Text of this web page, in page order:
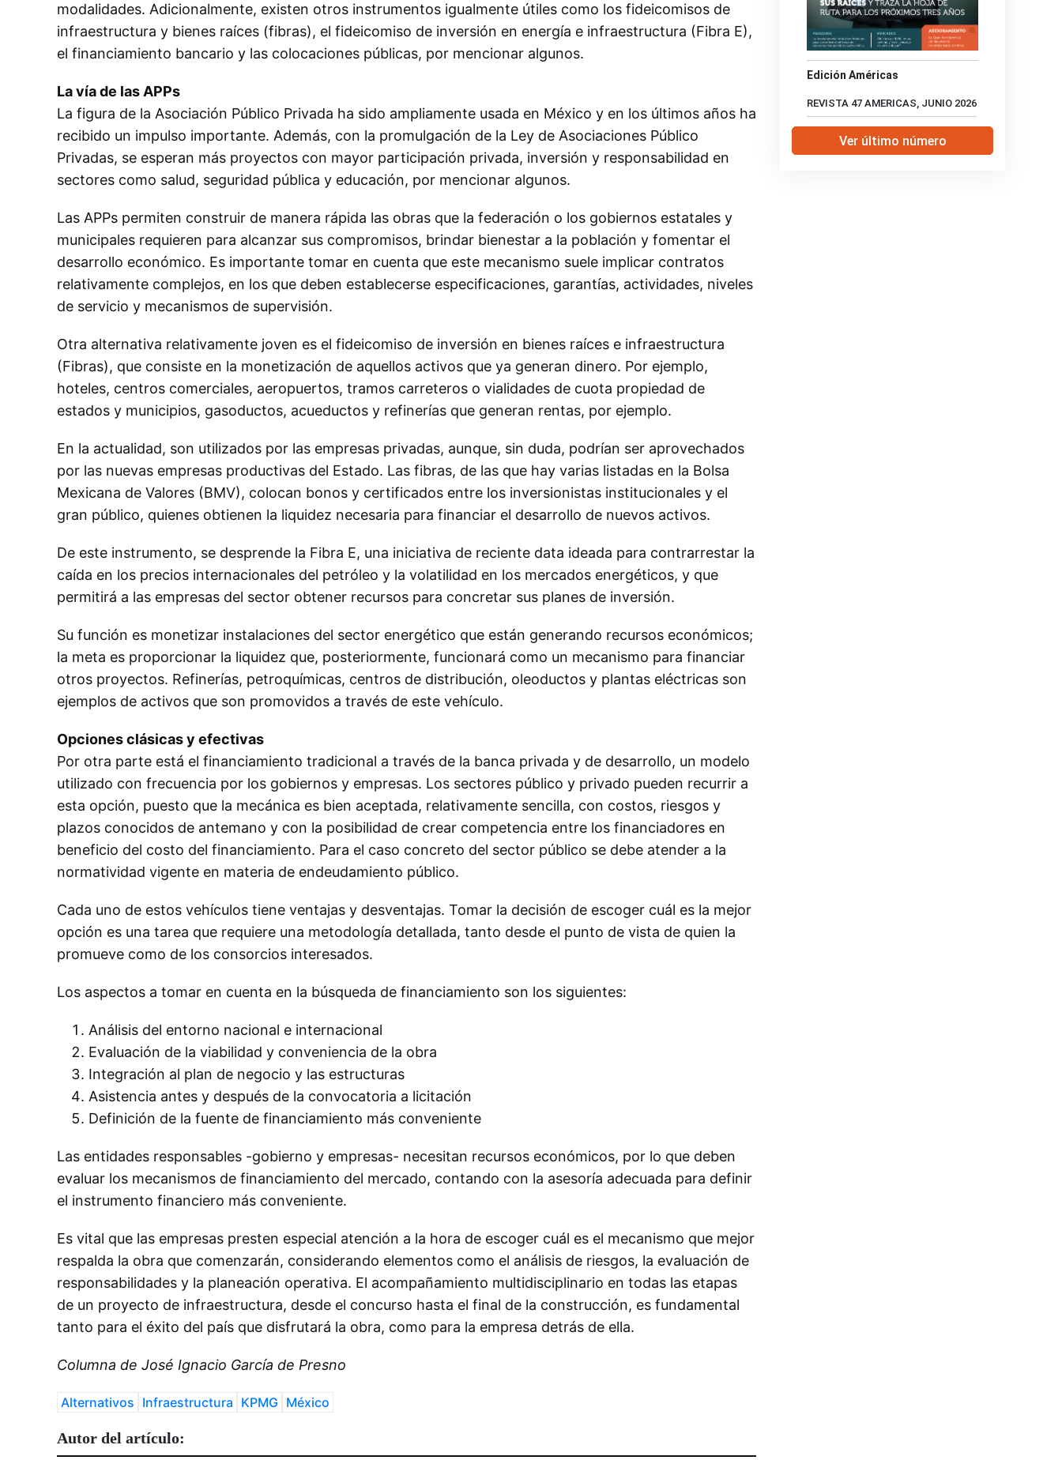
modalidades. Adicionalmente, existen otros instrumentos igualmente útiles como los fideicomisos de
infraestructura y bienes raíces (fibras), el fideicomiso de inversión en energía e infraestructura (Fibra E),
el financiamiento bancario y las colocaciones públicas, por mencionar algunos.
La vía de las APPs
La figura de la Asociación Público Privada ha sido ampliamente usada en México y en los últimos años ha
recibido un impulso importante. Además, con la promulgación de la Ley de Asociaciones Público
Privadas, se esperan más proyectos con mayor participación privada, inversión y responsabilidad en
sectores como salud, seguridad pública y educación, por mencionar algunos.
Las APPs permiten construir de manera rápida las obras que la federación o los gobiernos estatales y
municipales requieren para alcanzar sus compromisos, brindar bienestar a la población y fomentar el
desarrollo económico. Es importante tomar en cuenta que este mecanismo suele implicar contratos
relativamente complejos, en los que deben establecerse especificaciones, garantías, actividades, niveles
de servicio y mecanismos de supervisión.
Otra alternativa relativamente joven es el fideicomiso de inversión en bienes raíces e infraestructura
(Fibras), que consiste en la monetización de aquellos activos que ya generan dinero. Por ejemplo,
hoteles, centros comerciales, aeropuertos, tramos carreteros o vialidades de cuota propiedad de
estados y municipios, gasoductos, acueductos y refinerías que generan rentas, por ejemplo.
En la actualidad, son utilizados por las empresas privadas, aunque, sin duda, podrían ser aprovechados
por las nuevas empresas productivas del Estado. Las fibras, de las que hay varias listadas en la Bolsa
Mexicana de Valores (BMV), colocan bonos y certificados entre los inversionistas institucionales y el
gran público, quienes obtienen la liquidez necesaria para financiar el desarrollo de nuevos activos.
De este instrumento, se desprende la Fibra E, una iniciativa de reciente data ideada para contrarrestar la
caída en los precios internacionales del petróleo y la volatilidad en los mercados energéticos, y que
permitirá a las empresas del sector obtener recursos para concretar sus planes de inversión.
Su función es monetizar instalaciones del sector energético que están generando recursos económicos;
la meta es proporcionar la liquidez que, posteriormente, funcionará como un mecanismo para financiar
otros proyectos. Refinerías, petroquímicas, centros de distribución, oleoductos y plantas eléctricas son
ejemplos de activos que son promovidos a través de este vehículo.
Opciones clásicas y efectivas
Por otra parte está el financiamiento tradicional a través de la banca privada y de desarrollo, un modelo
utilizado con frecuencia por los gobiernos y empresas. Los sectores público y privado pueden recurrir a
esta opción, puesto que la mecánica es bien aceptada, relativamente sencilla, con costos, riesgos y
plazos conocidos de antemano y con la posibilidad de crear competencia entre los financiadores en
beneficio del costo del financiamiento. Para el caso concreto del sector público se debe atender a la
normatividad vigente en materia de endeudamiento público.
Cada uno de estos vehículos tiene ventajas y desventajas. Tomar la decisión de escoger cuál es la mejor
opción es una tarea que requiere una metodología detallada, tanto desde el punto de vista de quien la
promueve como de los consorcios interesados.
Los aspectos a tomar en cuenta en la búsqueda de financiamiento son los siguientes:
Análisis del entorno nacional e internacional
Evaluación de la viabilidad y conveniencia de la obra
Integración al plan de negocio y las estructuras
Asistencia antes y después de la convocatoria a licitación
Definición de la fuente de financiamiento más conveniente
Las entidades responsables -gobierno y empresas- necesitan recursos económicos, por lo que deben
evaluar los mecanismos de financiamiento del mercado, contando con la asesoría adecuada para definir
el instrumento financiero más conveniente.
Es vital que las empresas presten especial atención a la hora de escoger cuál es el mecanismo que mejor
respalda la obra que comenzarán, considerando elementos como el análisis de riesgos, la evaluación de
responsabilidades y la planeación operativa. El acompañamiento multidisciplinario en todas las etapas
de un proyecto de infraestructura, desde el concurso hasta el final de la construcción, es fundamental
tanto para el éxito del país que disfrutará la obra, como para la empresa detrás de ella.
Columna de José Ignacio García de Presno
Alternativos Infraestructura KPMG México
Autor del artículo:
Edición Américas
REVISTA 47 AMERICAS, JUNIO 2026
Ver último número